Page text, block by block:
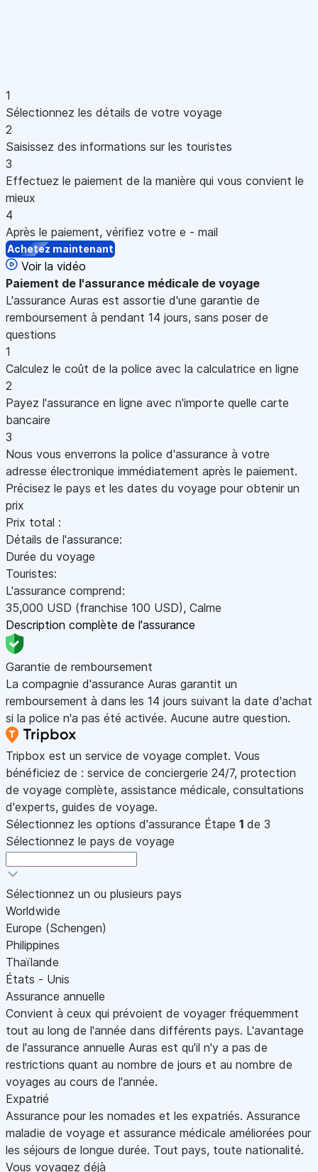
1
Sélectionnez les détails de votre voyage
2
Saisissez des informations sur les touristes
3
Effectuez le paiement de la manière qui vous convient le
mieux
4
Après le paiement, vérifiez votre e - mail
Achetez maintenant
Voir la vidéo
Paiement de l'assurance médicale de voyage
L'assurance Auras est assortie d'une garantie de
remboursement à pendant 14 jours, sans poser de
questions
1
Calculez le coût de la police avec la calculatrice en ligne
2
Payez l'assurance en ligne avec n'importe quelle carte
bancaire
3
Nous vous enverrons la police d'assurance à votre
adresse électronique immédiatement après le paiement.
Précisez le pays et les dates du voyage pour obtenir un
prix
Prix total :
Détails de l'assurance:
Durée du voyage
Touristes:
L'assurance comprend:
35,000 USD (franchise 100 USD), Calme
Description complète de l'assurance
Garantie de remboursement
La compagnie d'assurance Auras garantit un
remboursement à dans les 14 jours suivant la date d'achat
si la police n'a pas été activée. Aucune autre question.
Tripbox est un service de voyage complet. Vous
bénéficiez de : service de conciergerie 24/7, protection
de voyage complète, assistance médicale, consultations
d'experts, guides de voyage.
Sélectionnez les options d'assurance Étape 1 de 3
Sélectionnez le pays de voyage
Sélectionnez un ou plusieurs pays
Worldwide
Europe (Schengen)
Philippines
Thaïlande
États - Unis
Assurance annuelle
Convient à ceux qui prévoient de voyager fréquemment
tout au long de l'année dans différents pays. L'avantage
de l'assurance annuelle Auras est qu'il n'y a pas de
restrictions quant au nombre de jours et au nombre de
voyages au cours de l'année.
Expatrié
Assurance pour les nomades et les expatriés. Assurance
maladie de voyage et assurance médicale améliorées pour
les séjours de longue durée. Tout pays, toute nationalité.
Vous voyagez déjà